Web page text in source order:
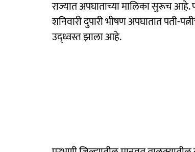
राज्यात अपघाताच्या मालिका सुरूच
शनिवारी दुपारी भीषण अपघातात पती-
उद्ध्वस्त झाला आहे.